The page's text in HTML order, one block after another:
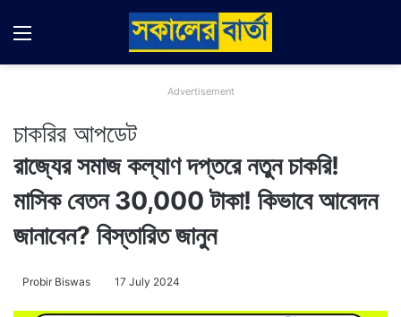
Menu
Advertisement
চাকরির আপডেট
রাজ্যের সমাজ কল্যাণ দপ্তরে নতুন চাকরি!
মাসিক বেতন 30,000 টাকা! কিভাবে আবেদন
জানাবেন? বিস্তারিত জানুন
Probir Biswas 17 July 2024